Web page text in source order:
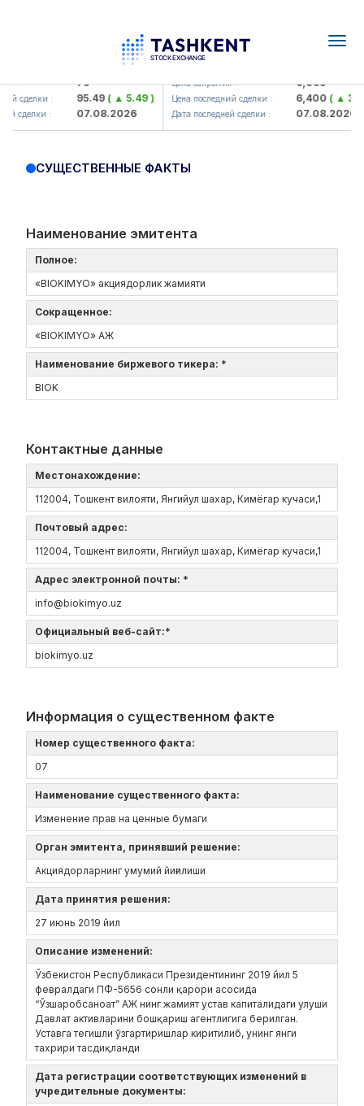
: 79
сделки : 95.49( ▲ 5.49 )
сделки : 07.08.2026
UZMK (<O'zmetkombinat> AJ)
Цена закрытия : 6,099
Цена последний сделки : 6,400( ▲
Дата последней сделки : 07.08.2026
СУЩЕСТВЕННЫЕ ФАКТЫ
Наименование эмитента
Полное:
«BIOKIMYO» акциядорлик жамияти
Сокращенное:
«BIOKIMYO» АЖ
Наименование биржевого тикера: *
BIOK
Контактные данные
Местонахождение:
112004, Тошкент вилояти, Янгийул шахар, Кимёгар кучаси,1
Почтовый адрес:
112004, Тошкент вилояти, Янгийул шахар, Кимёгар кучаси,1
Адрес электронной почты: *
info@biokimyo.uz
Официальный веб-сайт:*
biokimyo.uz
Информация о существенном факте
Номер существенного факта:
07
Наименование существенного факта:
Изменение прав на ценные бумаги
Орган эмитента, принявший решение:
Акциядорларнинг умумий йиғилиши
Дата принятия решения:
27 июнь 2019 йил
Описание изменений:
Ўзбекистон Республикаси Президентининг 2019 йил 5
февралдаги ПФ-5656 сонли қарори асосида
“Ўзшаробсаноат” АЖ нинг жамият устав капиталидаги улуши
Давлат активларини бошқариш агентлигига берилган.
Уставга тегишли ўзгартиришлар киритилиб, унинг янги
тахрири тасдиқланди
Дата регистрации соответствующих изменений в
учредительные документы: